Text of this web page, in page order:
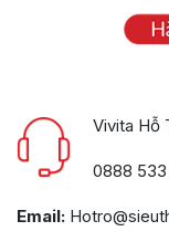
Vivita Hỗ
0888
Email: